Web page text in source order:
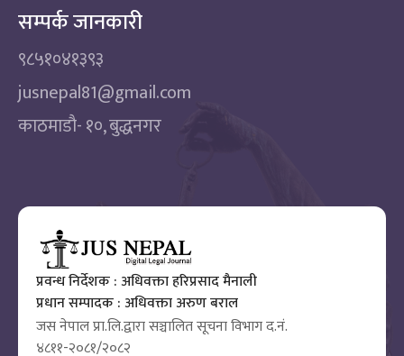
सम्पर्क जानकारी
९८५१०४१३९३
jusnepal81@gmail.com
काठमाडाै‌- १०, बुद्धनगर
प्रवन्ध निर्देशक : अधिवक्ता हरिप्रसाद मैनाली
प्रधान सम्पादक : अधिवक्ता अरुण बराल
जस नेपाल प्रा.लि.द्वारा सञ्चालित सूचना विभाग द.नं.
४८११-२०८१/२०८२